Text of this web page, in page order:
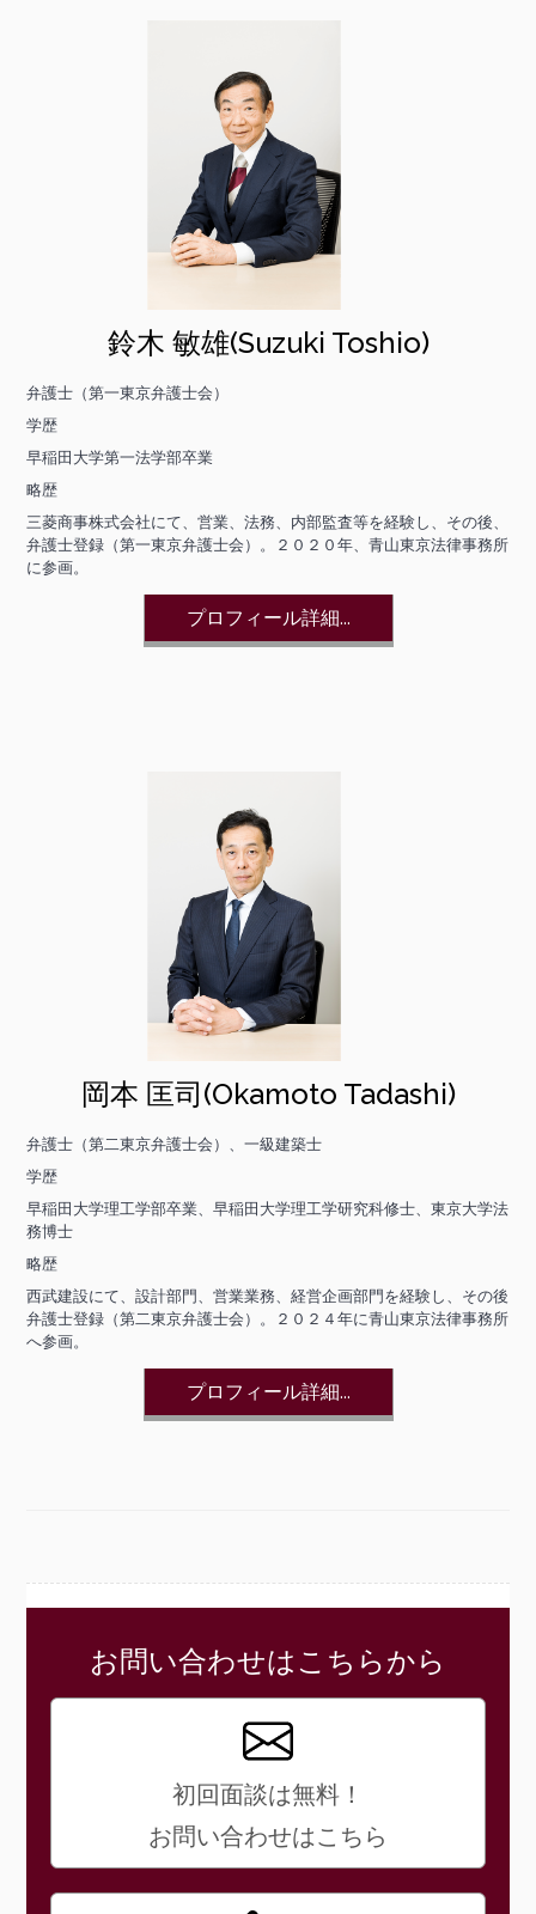
鈴木 敏雄(Suzuki Toshio)
弁護士（第一東京弁護士会）
学歴
早稲田大学第一法学部卒業
略歴
三菱商事株式会社にて、営業、法務、内部監査等を経験し、その後、
弁護士登録（第一東京弁護士会）。２０２０年、青山東京法律事務所
に参画。
プロフィール詳細...
岡本 匡司(Okamoto Tadashi)
弁護士（第二東京弁護士会）、一級建築士
学歴
早稲田大学理工学部卒業、早稲田大学理工学研究科修士、東京大学法
務博士
略歴
西武建設にて、設計部門、営業業務、経営企画部門を経験し、その後
弁護士登録（第二東京弁護士会）。２０２４年に青山東京法律事務所
へ参画。
プロフィール詳細...
お問い合わせはこちらから
初回面談は無料！
お問い合わせはこちら